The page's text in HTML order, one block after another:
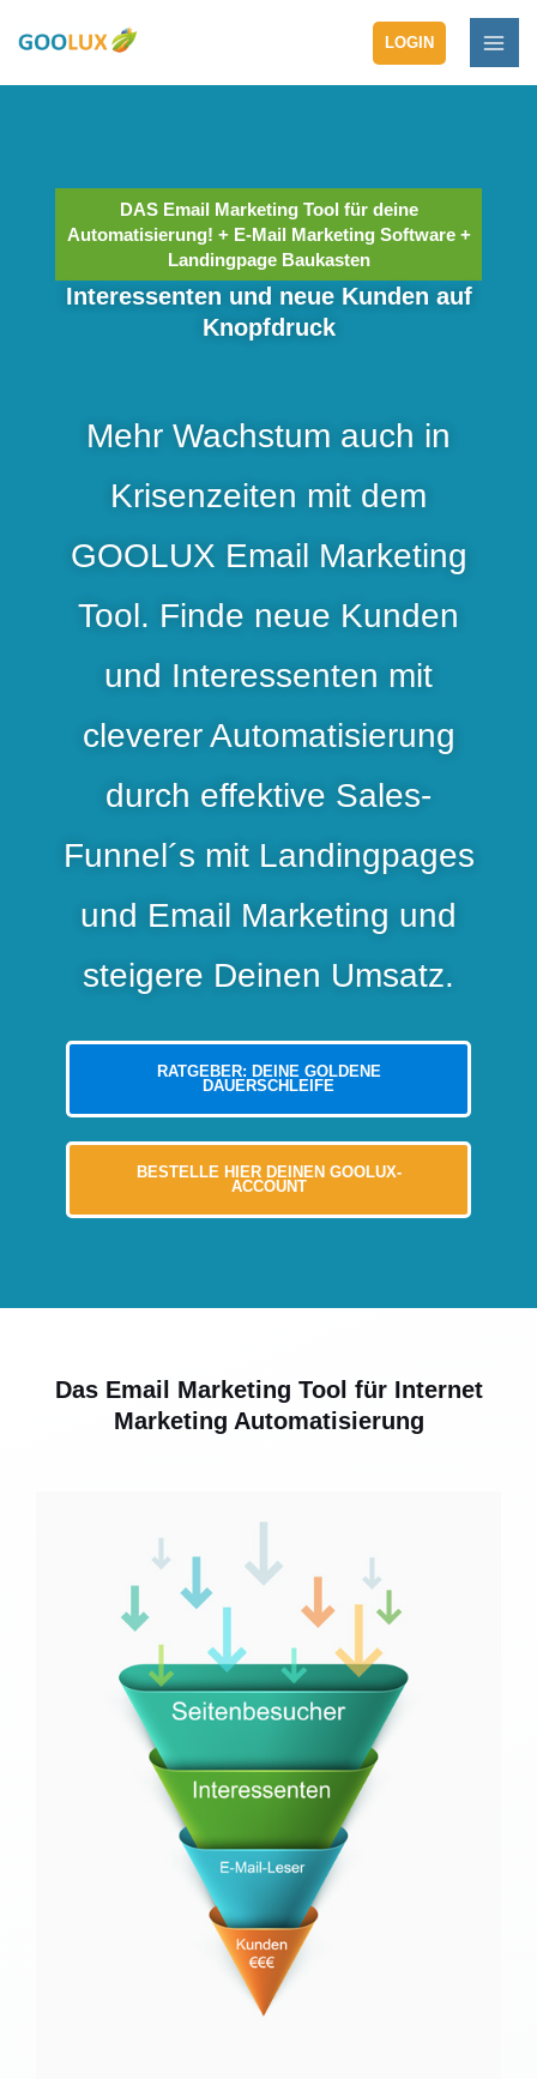
Inhalt
LOGIN
DAS Email Marketing Tool für deine
Automatisierung! + E-Mail Marketing Software +
Landingpage Baukasten
Interessenten und neue Kunden auf
Knopfdruck​
Mehr Wachstum auch in
Krisenzeiten mit dem
GOOLUX Email Marketing
Tool. Finde neue Kunden
und Interessenten mit
cleverer Automatisierung
durch effektive Sales-
Funnel´s mit Landingpages
und Email Marketing und
steigere Deinen Umsatz.
RATGEBER: DEINE GOLDENE
DAUERSCHLEIFE
BESTELLE HIER DEINEN GOOLUX-
ACCOUNT
Das Email Marketing Tool für Internet
Marketing Automatisierung